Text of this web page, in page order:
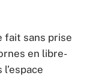
fait sans prise
en libre-